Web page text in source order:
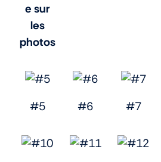
e sur
les
photos
#5 #6 #7